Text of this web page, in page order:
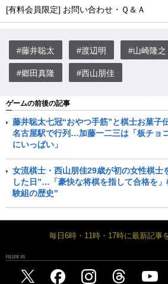
[有料会員限定] お問い合わせ・Ｑ＆Ａ
#藤井聡太 #渡辺明 #山崎隆之
#郷田真隆 #西山朋佳
ゲームの前後の記事
藤井聡太七冠“おやつ手筋”と棋士お菓子
名古屋駅で行列…加藤一二三は「板チョ
にいっぱい」
女流棋士・西山朋佳29歳が初の女性棋士
した日”…「豪快な将棋を指して合格を
験組の歴史”
毎日6時・11時・17時に最新記事
FOLLOW US